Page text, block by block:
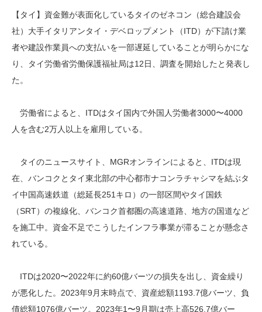
【タイ】資金難が表面化しているタイのゼネコン（総合建設会
社）大手イタリアンタイ・デベロップメント（ITD）が下請け業
者や建設作業員への支払いを一部遅延していることが明らかにな
り、タイ労働省労働保護福祉局は12日、調査を開始したと発表し
た。
労働省によると、ITDはタイ国内で外国人労働者3000〜4000
人を含む2万人以上を雇用している。
タイのニュースサイト、MGRオンラインによると、ITDは現
在、バンコクとタイ東北部の中心都市ナコンラチャシマを結ぶタ
イ中国高速鉄道（総延長251キロ）の一部区間やタイ国鉄
（SRT）の複線化、バンコク首都圏の高速道路、地方の国道など
を施工中。資金不足でこうしたインフラ事業が滞ることが懸念さ
れている。
ITDは2020〜2022年に約60億バーツの損失を出し、資金繰り
が悪化した。2023年9月末時点で、資産総額1193.7億バーツ、負
債総額1076億バーツ。2023年1〜9月期は売上高526.7億バー